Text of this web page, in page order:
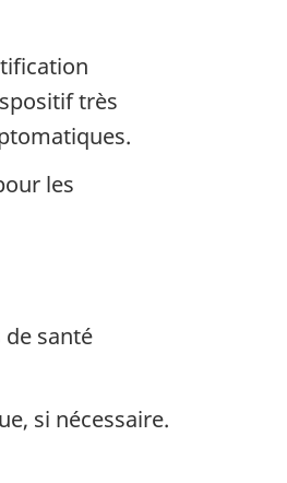
très
les
santé
si nécessaire.